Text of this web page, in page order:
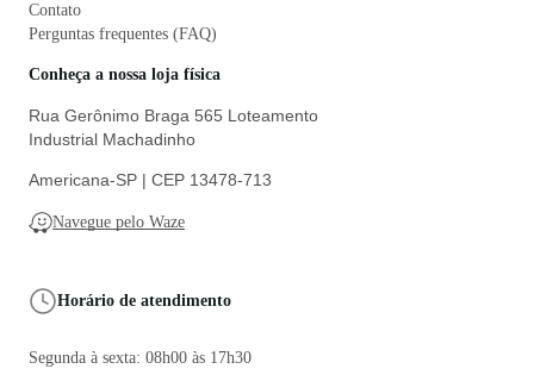
Contato
Perguntas frequentes (FAQ)
Conheça a nossa loja física
Rua Gerônimo Braga 565 Loteamento
Industrial Machadinho
Americana-SP | CEP 13478-713
Navegue pelo Waze
Horário de atendimento
Segunda à sexta: 08h00 às 17h30